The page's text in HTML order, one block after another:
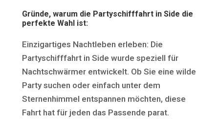
Gründe, warum die Partyschifffahrt in Side die
perfekte Wahl ist:
Einzigartiges Nachtleben erleben: Die
Partyschifffahrt in Side wurde speziell für
Nachtschwärmer entwickelt. Ob Sie eine wilde
Party suchen oder einfach unter dem
Sternenhimmel entspannen möchten, diese
Fahrt hat für jeden das Passende parat.